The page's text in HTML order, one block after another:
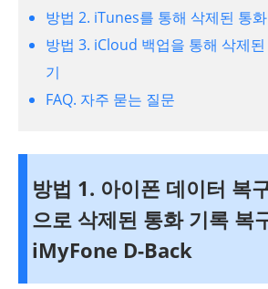
방법 2. iTunes를 통해 삭제된 통
방법 3. iCloud 백업을 통해 삭제
기
FAQ. 자주 묻는 질문
방법 1. 아이폰 데이터 복
으로 삭제된 통화 기록 복
iMyFone D-Back